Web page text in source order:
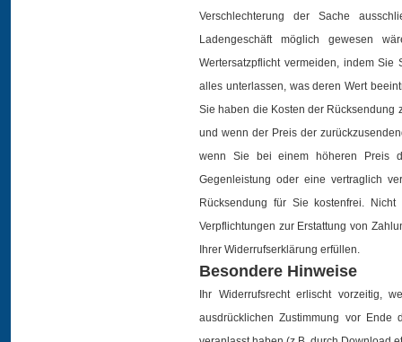
Verschlechterung der Sache
Ladengeschäft möglich gewesen
Wertersatzpflicht vermeiden, indem
alles unterlassen, was deren Wert
Sie haben die Kosten der Rücksendung
und wenn der Preis der
wenn Sie bei einem höheren Preis
Gegenleistung oder eine vertraglich
Rücksendung für Sie kostenfrei.
Verpflichtungen zur Erstattung von
Ihrer Widerrufserklärung erfüllen.
Besondere Hinweise
Ihr Widerrufsrecht erlischt vorzeitig,
ausdrücklichen Zustimmung vor